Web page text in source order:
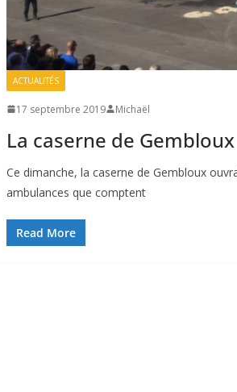
ACTUALITÉS
17 septembre 2019 Michaël
La caserne de
Ce dimanche, la caserne de Gembloux
ambulances que comptent
Read More